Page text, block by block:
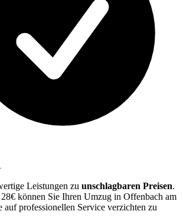
Leistungen zu unschlagbaren Preisen.
können Sie Ihren Umzug in Offenbach am
auf professionellen Service verzichten zu